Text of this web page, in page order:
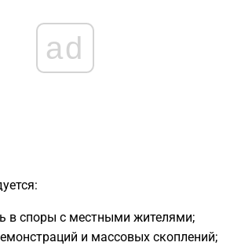
ad
в споры с местными жителями;
и массовых скоплений;